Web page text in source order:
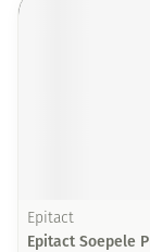
Epitact
Epitact Soepele